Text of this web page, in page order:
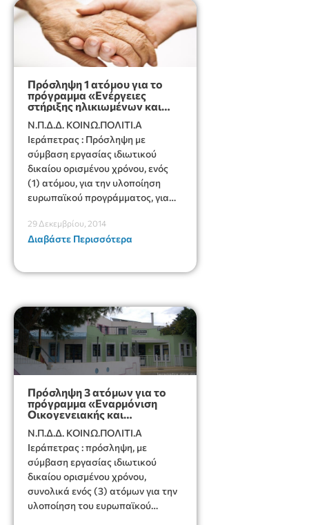
Πρόσληψη 1 ατόμου για το
πρόγραμμα «Ενέργειες
στήριξης ηλικιωμένων και
Ν.Π.Δ.Δ. ΚΟΙΝΩ.ΠΟΛΙΤΙ.Α
Ιεράπετρας : Πρόσληψη με
σύμβαση εργασίας ιδιωτικού
δικαίου ορισμένου χρόνου, ενός
(1) ατόμου, για την υλοποίηση
ευρωπαϊκού προγράμματος, για
ηλικιωμένων και λοιπών
ατόμων....»
29 Δεκεμβρίου, 2014
Διαβάστε Περισσότερα
Πρόσληψη 3 ατόμων για το
πρόγραμμα «Eναρμόνιση
Οικογενειακής και
Ν.Π.Δ.Δ. ΚΟΙΝΩ.ΠΟΛΙΤΙ.Α
Ιεράπετρας : πρόσληψη, με
σύμβαση εργασίας ιδιωτικού
δικαίου ορισμένου χρόνου,
συνολικά ενός (3) ατόμων για την
υλοποίηση του ευρωπαϊκού